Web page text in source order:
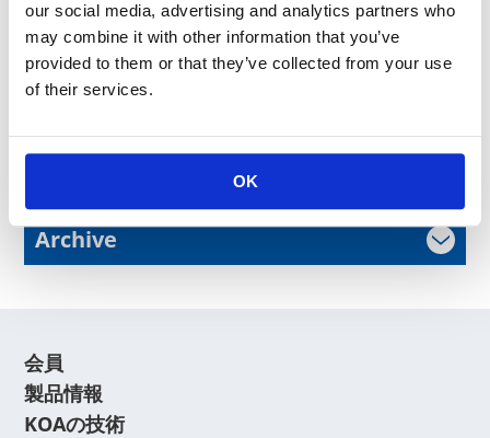
our social media, advertising and analytics partners who
may combine it with other information that you’ve
provided to them or that they’ve collected from your use
of their services.
OK
日時：10月8日（木） 14:00～15:00
会場：国際会議場104
本展示会は終了致しました。
Archive
会員
製品情報
KOAの技術